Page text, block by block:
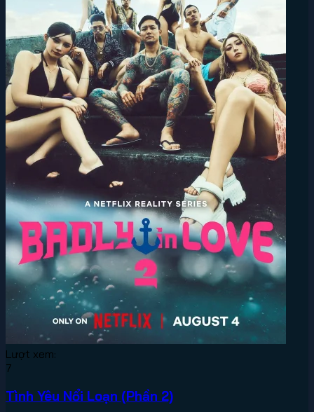
Lượt xem:
7
Tình Yêu Nổi Loạn (Phần 2)